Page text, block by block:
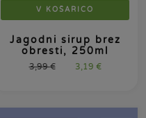
V KOŠARICO
Jagodni sirup brez
obresti, 250ml
3,99€ 3,19 €